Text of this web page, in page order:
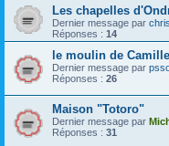
Les chapelles
Dernier message par
Réponses : 14
le moulin de
Dernier message par
Réponses : 26
Maison "Totoro"
Dernier message par
Réponses : 31